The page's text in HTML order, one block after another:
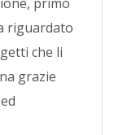
riguardato
che li
grazie